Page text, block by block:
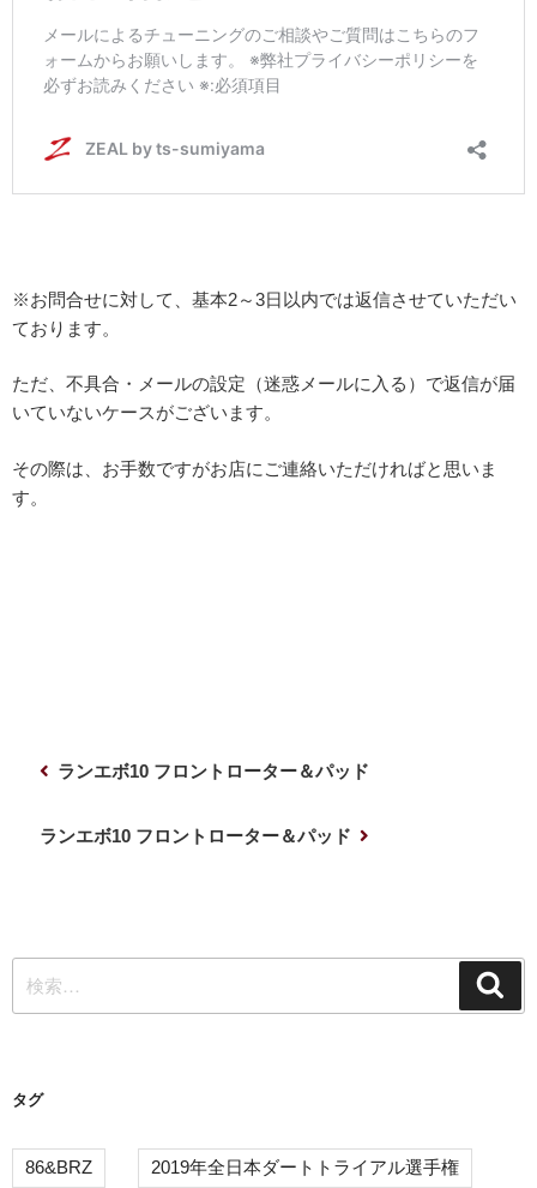
※お問合せに対して、基本2～3日以内では返信させていただい
ております。
ただ、不具合・メールの設定（迷惑メールに入る）で返信が届
いていないケースがございます。
その際は、お手数ですがお店にご連絡いただければと思いま
す。
シ
ョ
ランエボ10 フロントローター＆パッド
ランエボ10 フロントローター＆パッド
索:
タグ
86&BRZ 2019年全日本ダートトライアル選手権